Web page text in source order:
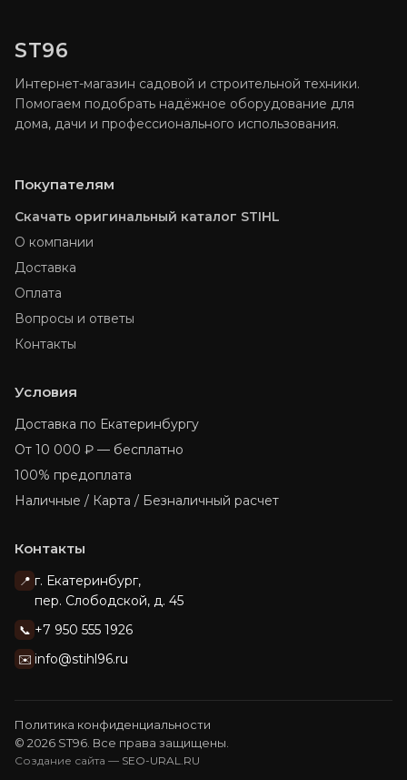
ST96
Интернет-магазин садовой и строительной техники.
Помогаем подобрать надёжное оборудование для
дома, дачи и профессионального использования.
Покупателям
Скачать оригинальный каталог STIHL
О компании
Доставка
Оплата
Вопросы и ответы
Контакты
Условия
Доставка по Екатеринбургу
От 10 000 ₽ — бесплатно
100% предоплата
Наличные / Карта / Безналичный расчет
Контакты
📍 г. Екатеринбург,
пер. Слободской, д. 45
📞 +7 950 555 1926
✉️ info@stihl96.ru
Политика конфиденциальности
© 2026 ST96. Все права защищены.
Создание сайта — SEO-URAL.RU